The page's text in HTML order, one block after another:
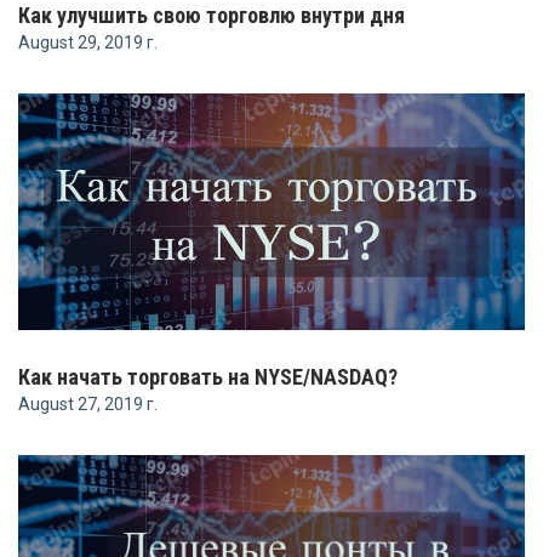
Как улучшить свою торговлю внутри дня
August 29, 2019 г.
Как начать торговать на NYSE/NASDAQ?
August 27, 2019 г.